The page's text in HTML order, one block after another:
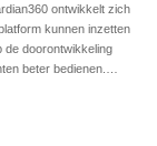
ontwikkelt zich
kunnen inzetten
de doorontwikkeling
beter bedienen.…